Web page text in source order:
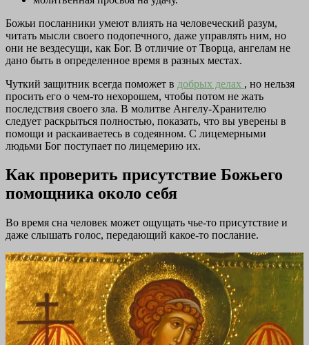
Божьи посланники умеют влиять на человеческий разум,
читать мысли своего подопечного, даже управлять ним, но
они не вездесущи, как Бог. В отличие от Творца, ангелам не
дано быть в определенное время в разных местах.
Чуткий защитник всегда поможет в добрых делах , но нельзя
просить его о чем-то нехорошем, чтобы потом не жать
последствия своего зла. В молитве Ангелу-Хранителю
следует раскрыться полностью, показать, что вы уверены в
помощи и раскаиваетесь в содеянном. С лицемерными
людьми Бог поступает по лицемерию их.
Как проверить присутствие Божьего
помощника около себя
Во время сна человек может ощущать чье-то присутствие и
даже слышать голос, передающий какое-то послание.